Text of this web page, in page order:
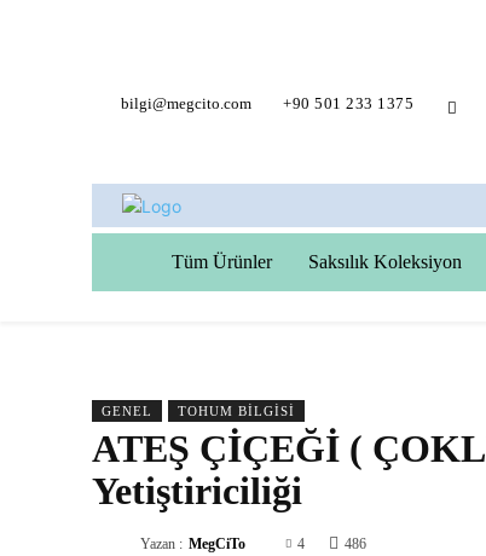
bilgi@megcito.com +90 501 233 1375
Tüm Ürünler Saksılık Koleksiyon
GENEL TOHUM BILGISI
ATEŞ ÇİÇEĞİ (
Yetiştiriciliği
Yazan : MegCiTo 4 486